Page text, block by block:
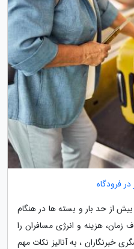
فرودگاه
از حد بار و بسته ها در هنگام
هزینه و انرژی مسافران را
خبرنگاران ، به آنالیز نکات مهم